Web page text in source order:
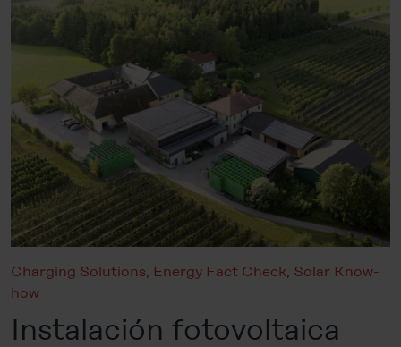
Charging Solutions, Energy Fact Check, Solar Know-
how
Instalación fotovoltaica